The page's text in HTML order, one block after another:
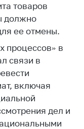
товаров
должно
ее отмены.
процессов» в
связи в
включая
дел и